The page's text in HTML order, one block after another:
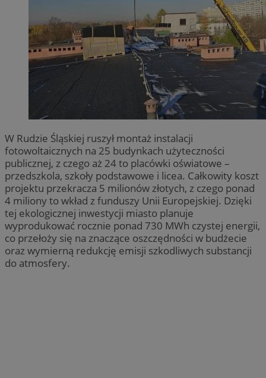
W Rudzie Śląskiej ruszył montaż instalacji
fotowoltaicznych na 25 budynkach użyteczności
publicznej, z czego aż 24 to placówki oświatowe –
przedszkola, szkoły podstawowe i licea. Całkowity koszt
projektu przekracza 5 milionów złotych, z czego ponad
4 miliony to wkład z funduszy Unii Europejskiej. Dzięki
tej ekologicznej inwestycji miasto planuje
wyprodukować rocznie ponad 730 MWh czystej energii,
co przełoży się na znaczące oszczędności w budżecie
oraz wymierną redukcję emisji szkodliwych substancji
do atmosfery.